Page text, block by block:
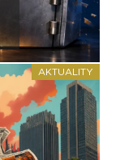
AKTUALITY